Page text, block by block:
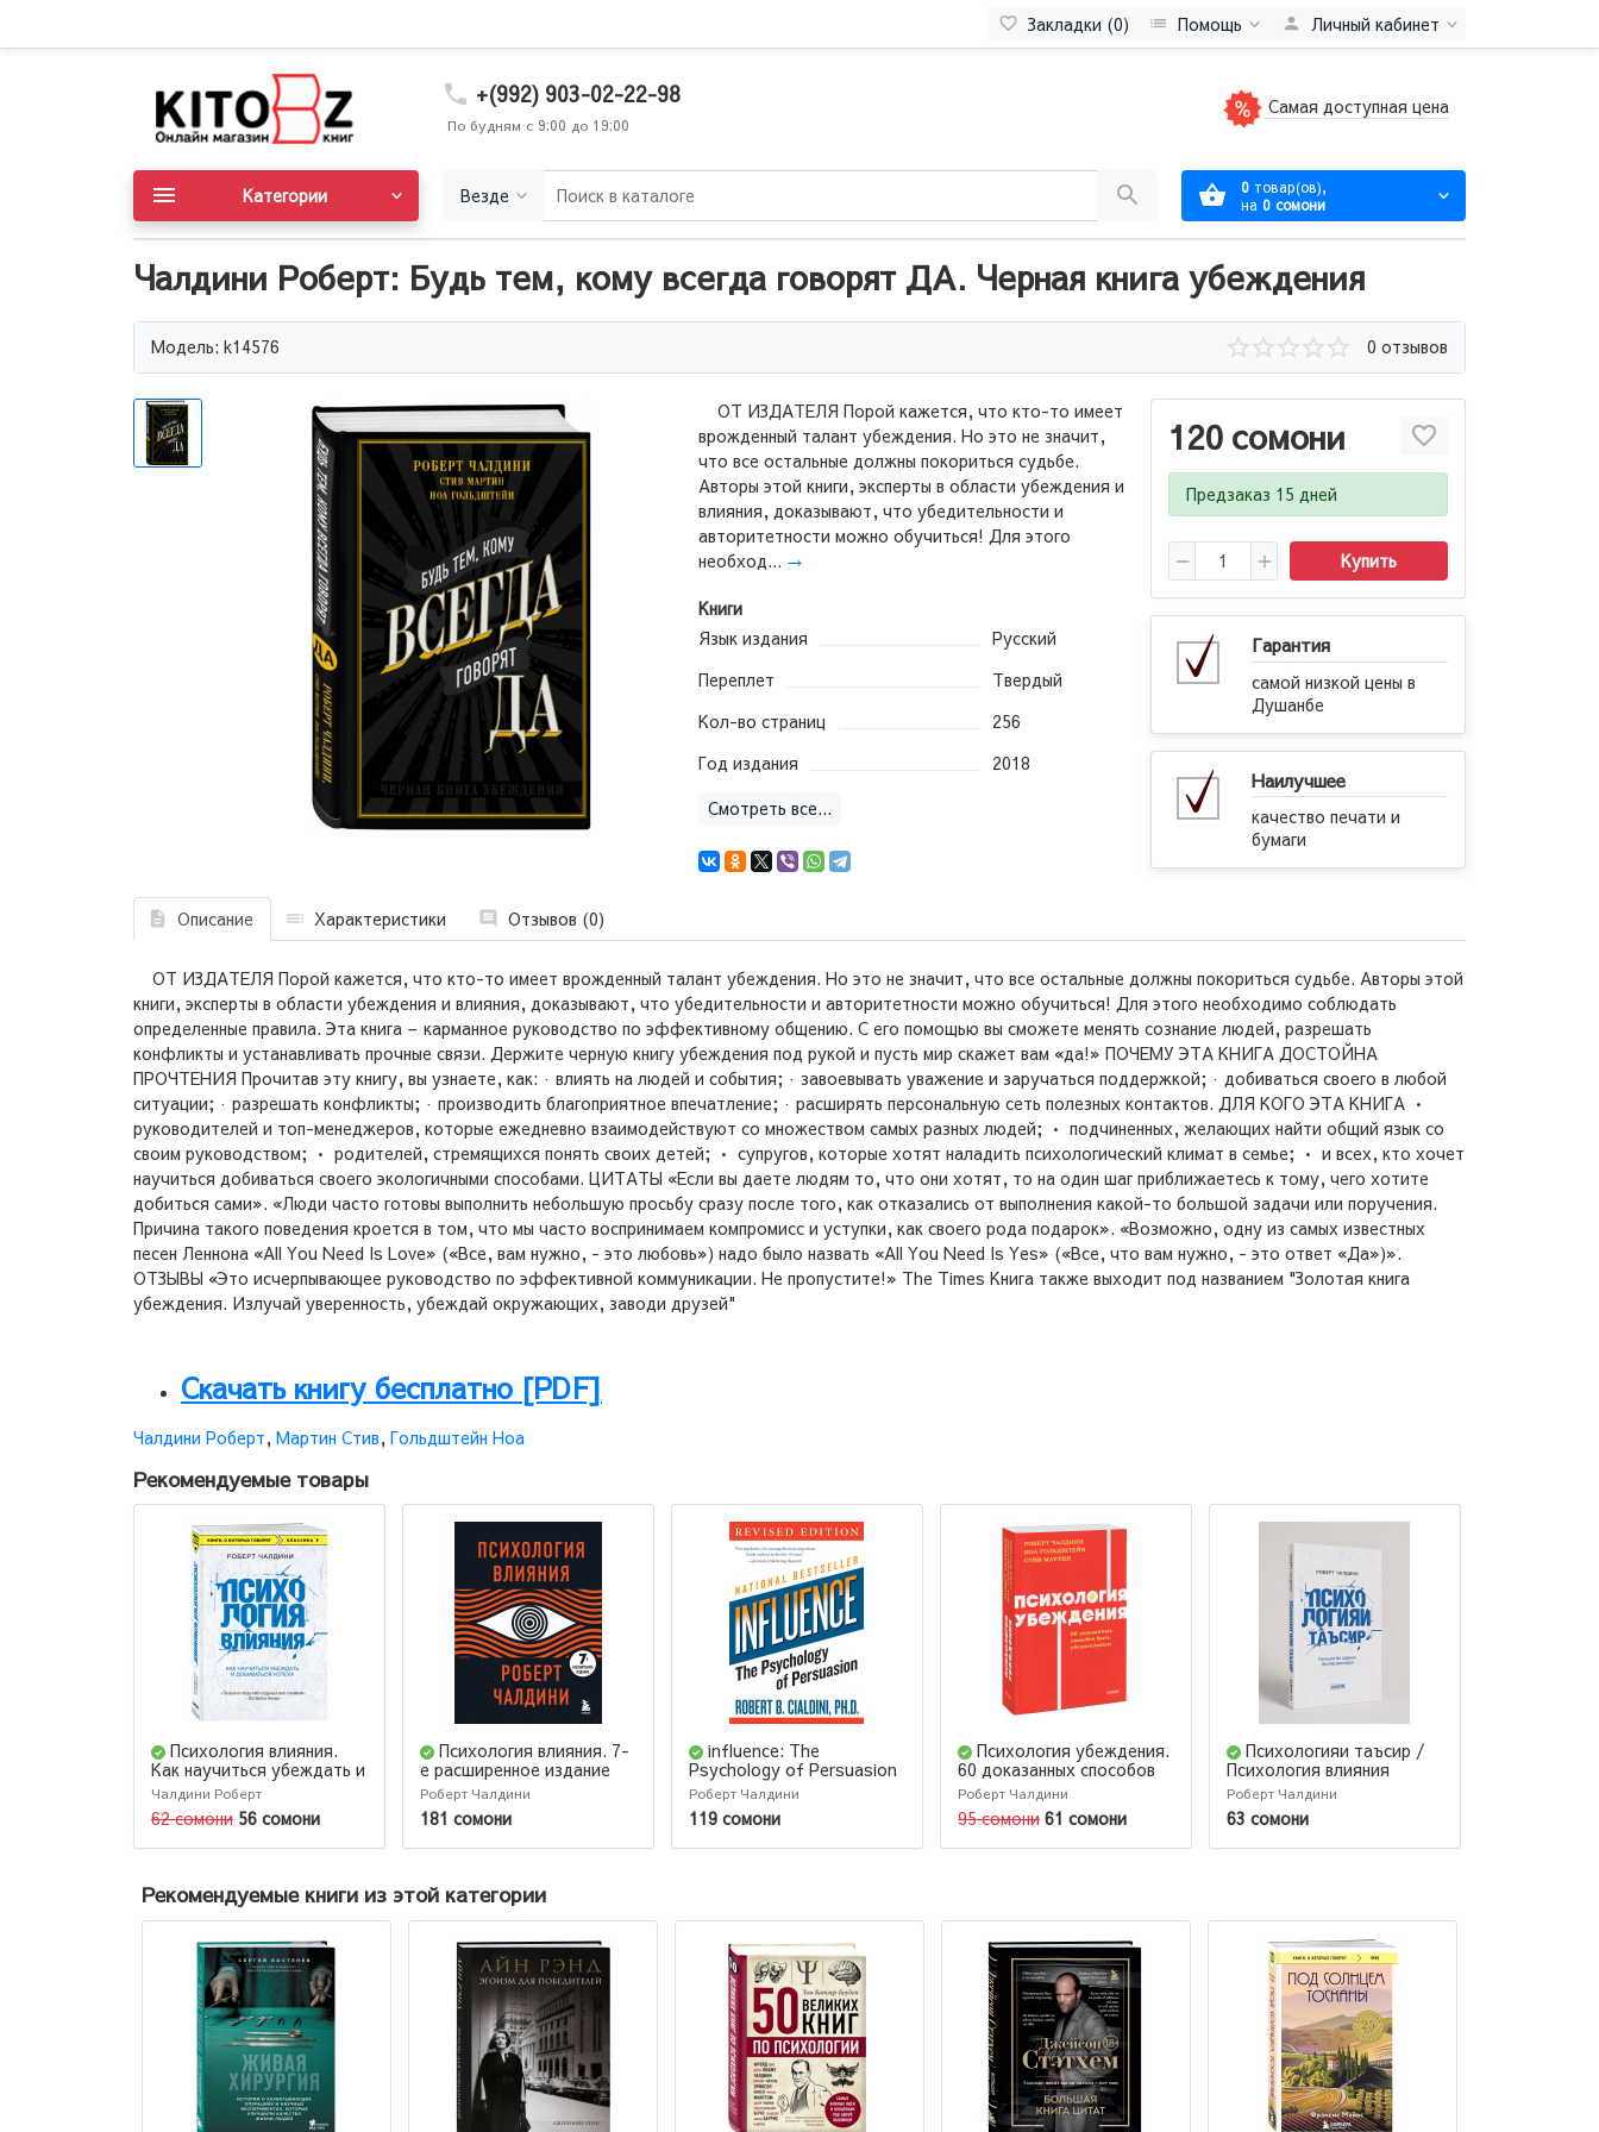
Закладки (0) Помощь Личный кабинет
+(992) 903-02-22-98
По будням с 9:00 до 19:00
Самая доступная цена
Везде 0 товар(ов),
на 0 сомони
Категории
Чалдини Роберт: Будь тем, кому всегда говорят ДА. Черная книга убеждения
Модель: k14576 0 отзывов
120 сомони
Предзаказ 15 дней
Купить
Гарантия
самой низкой цены в
Душанбе
Наилучшее
качество печати и
бумаги
ОТ ИЗДАТЕЛЯ Порой кажется, что кто-то имеет
врожденный талант убеждения. Но это не значит,
что все остальные должны покориться судьбе.
Авторы этой книги, эксперты в области убеждения и
влияния, доказывают, что убедительности и
авторитетности можно обучиться! Для этого
необход... →
Книги
Язык издания
Русский
Переплет
Твердый
Кол-во страниц
256
Год издания
2018
Смотреть все...
Описание Характеристики Отзывов (0)
ОТ ИЗДАТЕЛЯ Порой кажется, что кто-то имеет врожденный талант убеждения. Но это не значит, что все остальные должны покориться судьбе. Авторы этой
книги, эксперты в области убеждения и влияния, доказывают, что убедительности и авторитетности можно обучиться! Для этого необходимо соблюдать
определенные правила. Эта книга – карманное руководство по эффективному общению. С его помощью вы сможете менять сознание людей, разрешать
конфликты и устанавливать прочные связи. Держите черную книгу убеждения под рукой и пусть мир скажет вам «да!» ПОЧЕМУ ЭТА КНИГА ДОСТОЙНА
ПРОЧТЕНИЯ Прочитав эту книгу, вы узнаете, как: · влиять на людей и события; · завоевывать уважение и заручаться поддержкой; · добиваться своего в любой
ситуации; · разрешать конфликты; · производить благоприятное впечатление; · расширять персональную сеть полезных контактов. ДЛЯ КОГО ЭТА КНИГА •
руководителей и топ-менеджеров, которые ежедневно взаимодействуют со множеством самых разных людей; • подчиненных, желающих найти общий язык со
своим руководством; • родителей, стремящихся понять своих детей; • супругов, которые хотят наладить психологический климат в семье; • и всех, кто хочет
научиться добиваться своего экологичными способами. ЦИТАТЫ «Если вы даете людям то, что они хотят, то на один шаг приближаетесь к тому, чего хотите
добиться сами». «Люди часто готовы выполнить небольшую просьбу сразу после того, как отказались от выполнения какой-то большой задачи или поручения.
Причина такого поведения кроется в том, что мы часто воспринимаем компромисс и уступки, как своего рода подарок». «Возможно, одну из самых известных
песен Леннона «All You Need Is Love» («Все, вам нужно, - это любовь») надо было назвать «All You Need Is Yes» («Все, что вам нужно, - это ответ «Да»)».
ОТЗЫВЫ «Это исчерпывающее руководство по эффективной коммуникации. Не пропустите!» The Times Книга также выходит под названием "Золотая книга
убеждения. Излучай уверенность, убеждай окружающих, заводи друзей"
Скачать книгу бесплатно [PDF]
Чалдини Роберт, Мартин Стив, Гольдштейн Ноа
Рекомендуемые товары
Психология влияния.
Как научиться убеждать и
добиваться успеха /
Influence. The psychology
of persuasion
Чалдини Роберт
62 сомони 56 сомони
Психология влияния. 7-
е расширенное издание
Роберт Чалдини
181 сомони
influence: The
Psychology of Persuasion
/ Психология влияния
Роберт Чалдини
119 сомони
Психология убеждения.
60 доказанных способов
быть убедительным. NEON
Pocketbooks
Роберт Чалдини
95 сомони 61 сомони
Психологияи таъсир /
Психология влияния
(Jahon.tj)
Роберт Чалдини
63 сомони
Рекомендуемые книги из этой категории